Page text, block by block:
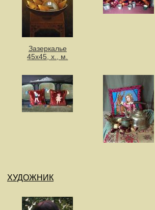
Зазеркалье
45х45, х., м.
ХУДОЖНИК